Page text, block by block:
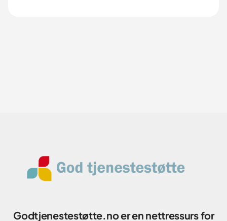
Godtjenestestøtte.no er en nettressurs for